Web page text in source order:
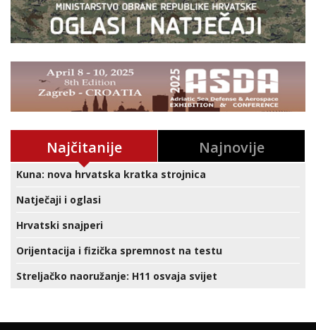
Najčitanije Najnovije
Kuna: nova hrvatska kratka strojnica
Natječaji i oglasi
Hrvatski snajperi
Orijentacija i fizička spremnost na testu
Streljačko naoružanje: H11 osvaja svijet